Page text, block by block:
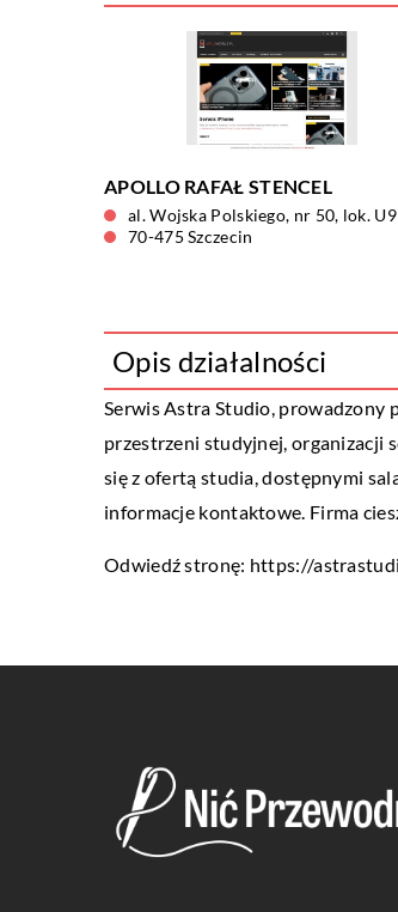
APOLLO RAFAŁ STENCEL
al. Wojska Polskiego, nr 50, lok. U9
70-475 Szczecin
Opis działalności
Serwis Astra Studio, prowadzony
przestrzeni studyjnej, organizacji
się z ofertą studia, dostępnymi
informacje kontaktowe. Firma
Odwiedź stronę: https://